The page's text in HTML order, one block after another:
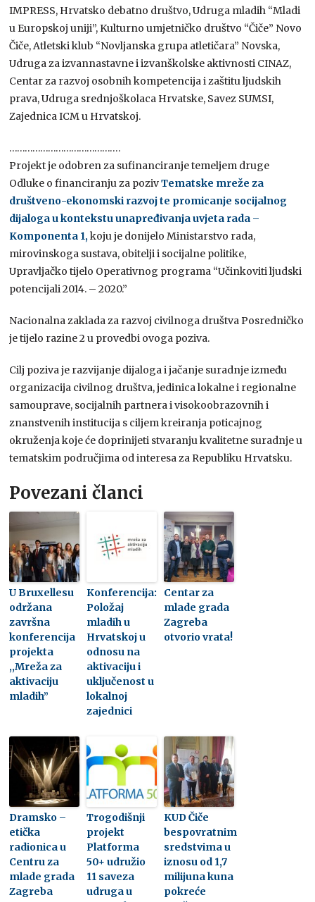
IMPRESS, Hrvatsko debatno društvo, Udruga mladih “Mladi
u Europskoj uniji”, Kulturno umjetničko društvo “Čiče” Novo
Čiče, Atletski klub “Novljanska grupa atletičara” Novska,
Udruga za izvannastavne i izvanškolske aktivnosti CINAZ,
Centar za razvoj osobnih kompetencija i zaštitu ljudskih
prava, Udruga srednjoškolaca Hrvatske, Savez SUMSI,
Zajednica ICM u Hrvatskoj.
…………………………………….
Projekt je odobren za sufinanciranje temeljem druge
Odluke o financiranju za pozivTematske mreže za
društveno-ekonomski razvoj te promicanje socijalnog
dijaloga u kontekstu unapređivanja uvjeta rada –
Komponenta 1,koju je donijelo Ministarstvo rada,
mirovinskoga sustava, obitelji i socijalne politike,
Upravljačko tijelo Operativnog programa “Učinkoviti ljudski
potencijali 2014. – 2020.”
Nacionalna zaklada za razvoj civilnoga društva Posredničko
je tijelo razine 2 u provedbi ovoga poziva.
Cilj poziva je razvijanje dijaloga i jačanje suradnje između
organizacija civilnog društva, jedinica lokalne i regionalne
samouprave, socijalnih partnera i visokoobrazovnih i
znanstvenih institucija s ciljem kreiranja poticajnog
okruženja koje će doprinijeti stvaranju kvalitetne suradnje u
tematskim područjima od interesa za Republiku Hrvatsku.
Povezani članci
U Bruxellesu
održana
završna
konferencija
projekta
,,Mreža za
aktivaciju
mladih”
Konferencija:
Položaj
mladih u
Hrvatskoj u
odnosu na
aktivaciju i
uključenost u
lokalnoj
zajednici
Centar za
mlade grada
Zagreba
otvorio vrata!
Dramsko –
etička
radionica u
Centru za
mlade grada
Zagreba
Trogodišnji
projekt
Platforma
50+ udružio
11 saveza
udruga u
KUD Čiče
bespovratnim
sredstvima u
iznosu od 1,7
milijuna kuna
pokreće